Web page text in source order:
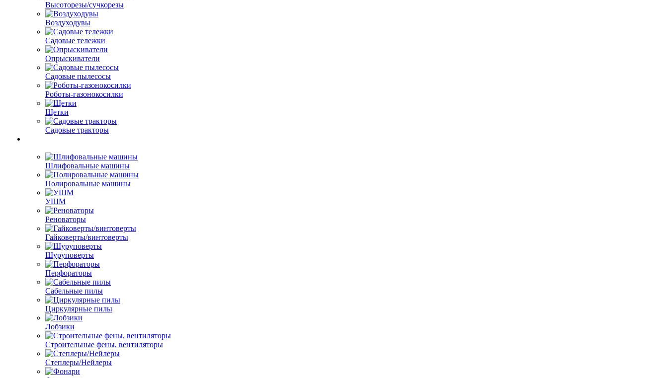
Высоторезы/сучкорезы
Воздуходувы
Садовые тележки
Опрыскиватели
Садовые пылесосы
Роботы-газонокосилки
Щетки
Садовые тракторы
Шлифовальные машины
Полировальные машины
УШМ
Реноваторы
Гайковерты/винтоверты
Шуруповерты
Перфораторы
Сабельные пилы
Циркулярные пилы
Лобзики
Строительные фены, вентиляторы
Степлеры/Нейлеры